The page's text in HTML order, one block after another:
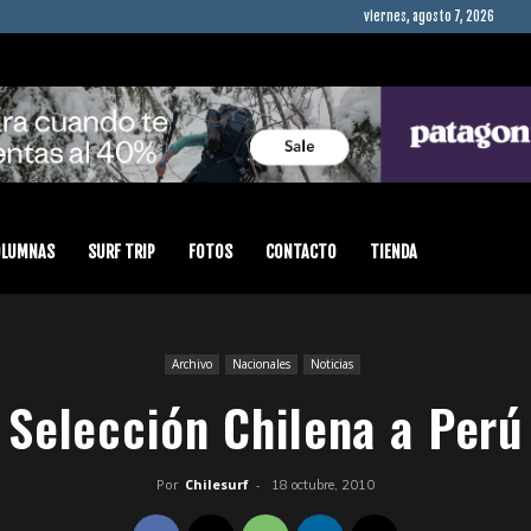
viernes, agosto 7, 2026
SURF TRIP FOTOS CONTACTO TIENDA
Archivo Nacionales Noticias
Selección Chilena a Perú
Por Chilesurf - 18 octubre, 2010